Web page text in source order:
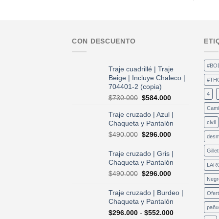
CON DESCUENTO
Traje cuadrillé | Traje
Beige | Incluye Chaleco |
704401-2 (copia)
$730.000 El
original
era:
$730.000.
$584.000El
actual
es:
$584.000.
Traje cruzado | Azul |
Chaqueta y Pantalón
$490.000 El
original
era:
$490.000.
$296.000El
actual
es:
Traje cruzado | Gris |
Chaqueta y Pantalón
$490.000 El
original
era:
$490.000.
$296.000El
actual
es:
Traje cruzado | Burdeo |
Chaqueta y Pantalón
$296.000 - $552.000Rango
4
civil